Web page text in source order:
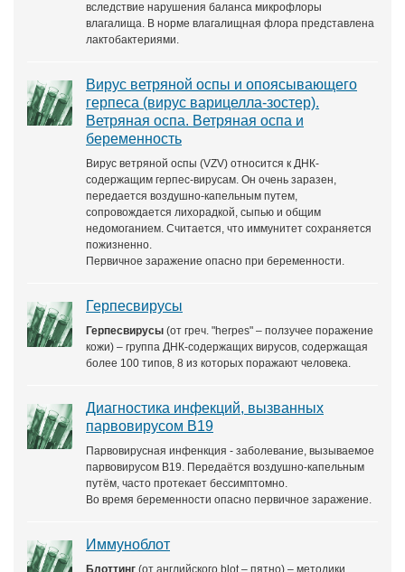
вследствие нарушения баланса микрофлоры
влагалища. В норме влагалищная флора представлена
лактобактериями.
Вирус ветряной оспы и опоясывающего
герпеса (вирус варицелла-зостер).
Ветряная оспа. Ветряная оспа и
беременность
Вирус ветряной оспы (VZV) относится к ДНК-
содержащим герпес-вирусам. Он очень заразен,
передается воздушно-капельным путем,
сопровождается лихорадкой, сыпью и общим
недомоганием. Считается, что иммунитет сохраняется
пожизненно.
Первичное заражение опасно при беременности.
Герпесвирусы
Герпесвирусы (от греч. "herpes" – ползучее поражение
кожи) – группа ДНК-содержащих вирусов, содержащая
более 100 типов, 8 из которых поражают человека.
Диагностика инфекций, вызванных
парвовирусом B19
Парвовирусная инфенкция - заболевание, вызываемое
парвовирусом В19. Передаётся воздушно-капельным
путём, часто протекает бессимптомно.
Во время беременности опасно первичное заражение.
Иммуноблот
Блоттинг (от английского blot – пятно) – методики